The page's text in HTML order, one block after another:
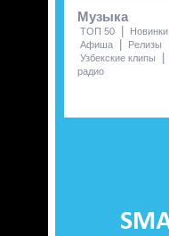
Музыка
ТОП 50 Новинки
Афиша Релизы
Узбекские клипы
радио